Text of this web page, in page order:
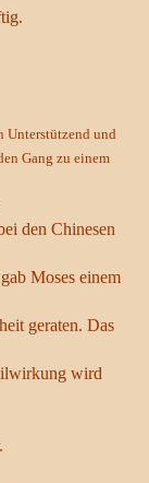
Unterstützend und
Gang zu einem
den Chinesen
Moses einem
geraten. Das
wird